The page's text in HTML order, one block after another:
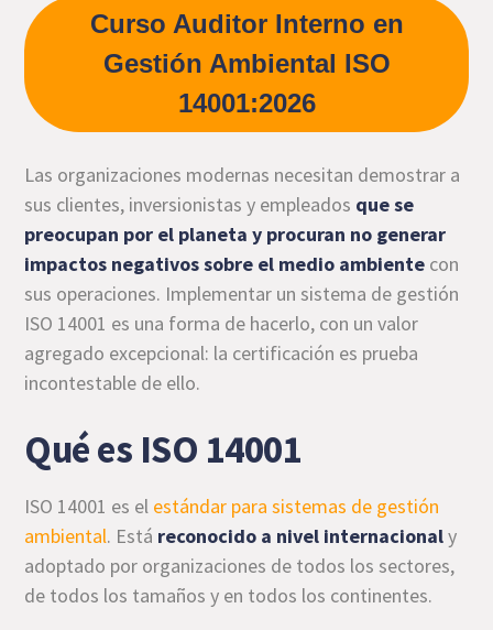
Curso Auditor Interno en
Gestión Ambiental ISO
14001:2026
Las organizaciones modernas necesitan demostrar a
sus clientes, inversionistas y empleados que se
preocupan por el planeta y procuran no generar
impactos negativos sobre el medio ambiente con
sus operaciones. Implementar un sistema de gestión
ISO 14001 es una forma de hacerlo, con un valor
agregado excepcional: la certificación es prueba
incontestable de ello.
Qué es ISO 14001
ISO 14001 es el estándar para sistemas de gestión
ambiental. Está reconocido a nivel internacionaly
adoptado por organizaciones de todos los sectores,
de todos los tamaños y en todos los continentes.